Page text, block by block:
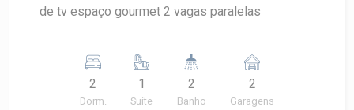
de tv espaço gourmet 2 vagas paralelas
2
Dorm.
1
Suite
2
Banho
2
Garagens